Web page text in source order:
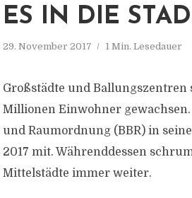
ES IN DIE
29. November 2017 1 Min. Lesedauer
Großstädte und Ballungszentren
Millionen Einwohner
und Raumordnung (BBR) in
2017 mit. Währenddessen
Mittelstädte immer weiter.